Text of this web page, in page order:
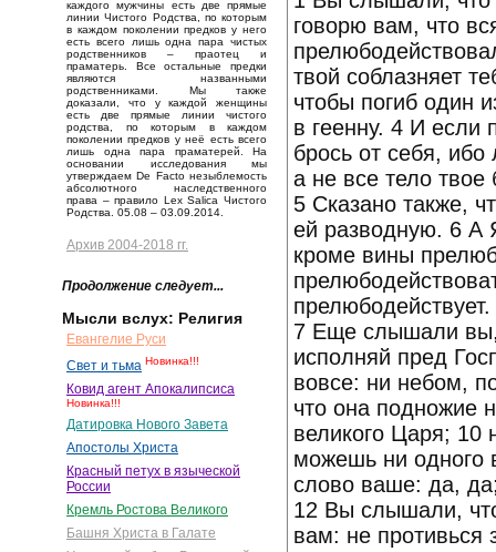
каждого мужчины есть две прямые
линии Чистого Родства, по которым
в каждом поколении предков у него
есть всего лишь одна пара чистых
родственников – праотец и
праматерь. Все остальные предки
являются названными
родственниками. Мы также
доказали, что у каждой женщины
есть две прямые линии чистого
родства, по которым в каждом
поколении предков у неё есть всего
лишь одна пара праматерей. На
основании исследования мы
утверждаем De Facto незыблемость
абсолютного наследственного
права – правило Lex Salica Чистого
Родства. 05.08 – 03.09.2014.
Архив 2004-2018 гг.
Продолжение следует...
Мысли вслух: Религия
Евангелие Руси
Свет и тьма Новинка!!!
Ковид агент Апокалипсиса
Новинка!!!
Датировка Нового Завета
Апостолы Христа
Красный петух в языческой
России
Кремль Ростова Великого
Башня Христа в Галате
говорю вам, что
твой соблазняет
чтобы погиб один
в геенну. 4 И если
брось от себя,
а не все тело
5 Сказано также,
ей разводную. 6 А
кроме вины
прелюбодействует.
7 Еще слышали вы,
исполняй пред
вовсе: ни небом,
что она подножие
великого Царя; 10
можешь ни одного
слово ваше: да, да;
12 Вы слышали,
вам: не противься